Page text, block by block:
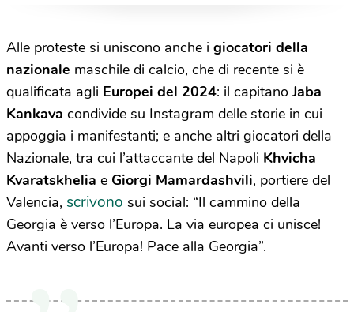
Alle proteste si uniscono anche i giocatori della
nazionale maschile di calcio, che di recente si è
qualificata agli Europei del 2024: il capitanoJaba
Kankava condivide su Instagram delle storie in cui
appoggia i manifestanti; e anche altri giocatori della
Nazionale, tra cui l’attaccante del Napoli Khvicha
Kvaratskhelia e Giorgi Mamardashvili, portiere del
Valencia, scrivono sui social: “Il cammino della
Georgia è verso l’Europa. La via europea ci unisce!
Avanti verso l’Europa! Pace alla Georgia”.